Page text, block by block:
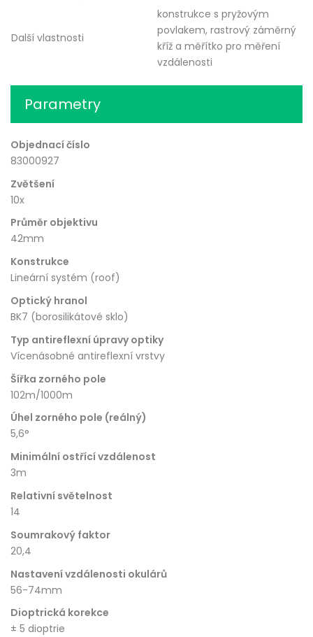
Další vlastnosti
konstrukce s pryžovým
povlakem, rastrový záměrný
kříž a měřítko pro měření
vzdálenosti
Parametry
Objednací číslo
83000927
Zvětšení
10x
Průměr objektivu
42mm
Konstrukce
Lineární systém (roof)
Optický hranol
BK7 (borosilikátové sklo)
Typ antireflexní úpravy optiky
Vícenásobné antireflexní vrstvy
Šířka zorného pole
102m/1000m
Úhel zorného pole (reálný)
5,6°
Minimální ostřící vzdálenost
3m
Relativní světelnost
14
Soumrakový faktor
20,4
Nastavení vzdálenosti okulárů
56-74mm
Dioptrická korekce
± 5 dioptrie